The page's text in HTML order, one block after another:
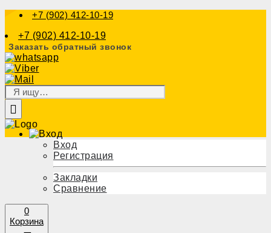
+7 (902) 412-10-19
+7 (902) 412-10-19
Заказать обратный звонок
Вход
Регистрация
Закладки
Сравнение
0
Корзина